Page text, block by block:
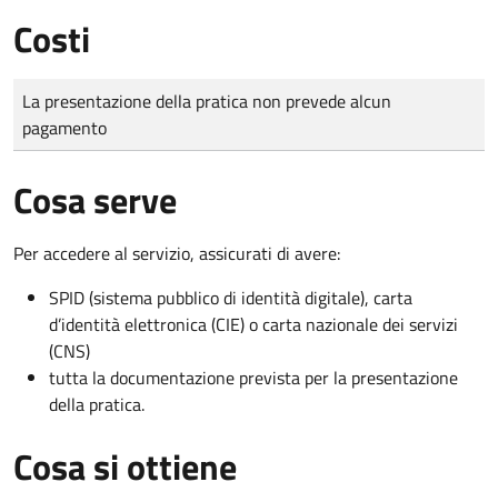
Costi
Tipo di pagamento
Importo
La presentazione della pratica non prevede alcun
pagamento
Cosa serve
Per accedere al servizio, assicurati di avere:
SPID (sistema pubblico di identità digitale), carta
d’identità elettronica (CIE) o carta nazionale dei servizi
(CNS)
tutta la documentazione prevista per la presentazione
della pratica.
Cosa si ottiene